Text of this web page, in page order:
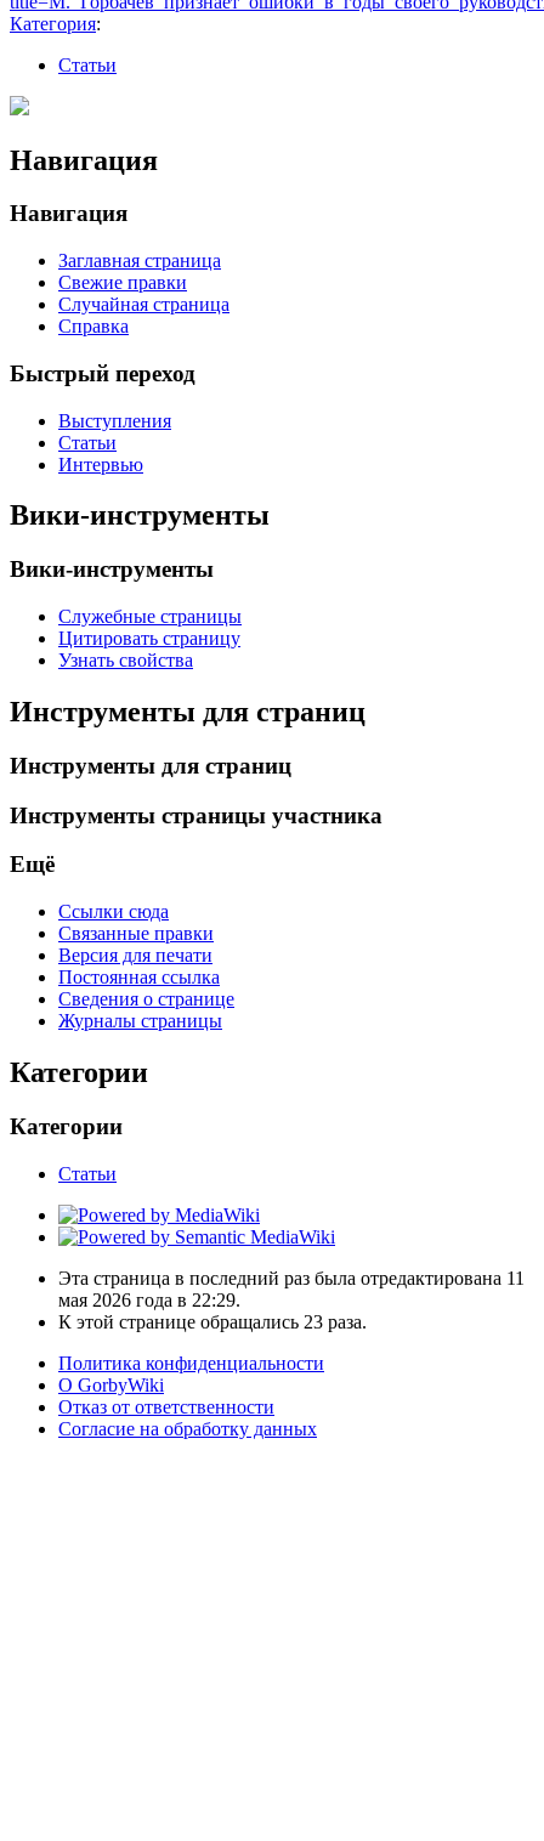
Категория:
Статьи
Навигация
Навигация
Заглавная страница
Свежие правки
Случайная страница
Справка
Быстрый переход
Выступления
Статьи
Интервью
Вики-инструменты
Вики-инструменты
Служебные страницы
Цитировать страницу
Узнать свойства
Инструменты для страниц
Инструменты для страниц
Инструменты страницы участника
Ещё
Ссылки сюда
Связанные правки
Версия для печати
Постоянная ссылка
Сведения о странице
Журналы страницы
Категории
Категории
Статьи
Эта страница в последний раз была отредактирована 11
мая 2026 года в 22:29.
К этой странице обращались 23 раза.
Политика конфиденциальности
О GorbyWiki
Отказ от ответственности
Согласие на обработку данных